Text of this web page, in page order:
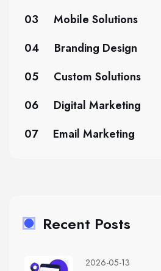
03
Mobile Solutions
04
Branding Design
05
Custom Solutions
06
Digital Marketing
07
Email Marketing
Recent Posts
2026-05-13